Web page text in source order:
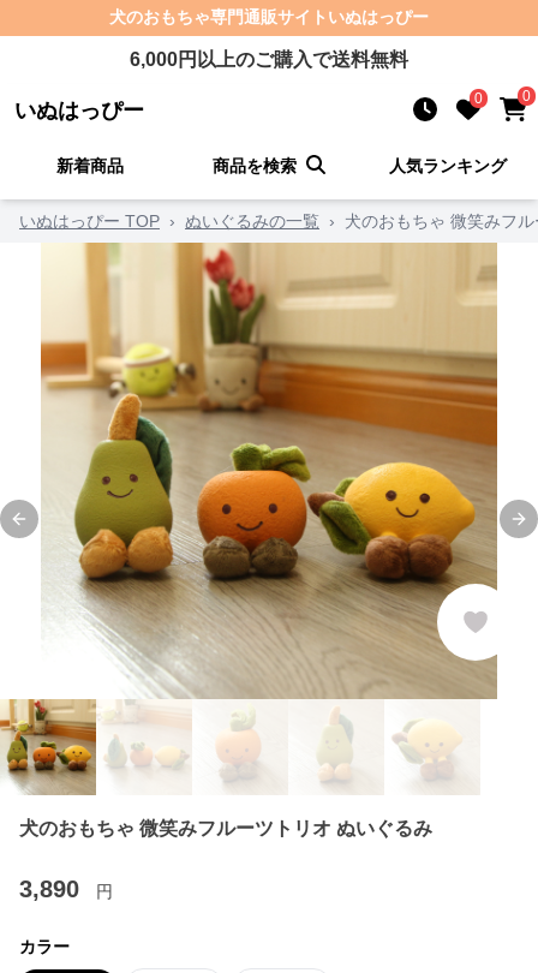
犬のおもちゃ専門通販サイト いぬはっぴー
6,000円以上のご購入で送料無料
いぬはっぴー 0 0
新着商品 商品を検索 人気ランキング
いぬはっぴー TOP › ぬいぐるみの一覧 › 犬のおもちゃ 微笑みフ
Previous slide
犬のおもちゃ 微笑みフルーツトリオ ぬいぐるみ
3,890 円
カラー